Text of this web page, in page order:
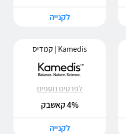
לקנייה
Kamedis | קמדיס
לפרטים נוספים
4% קאשבק
לקנייה